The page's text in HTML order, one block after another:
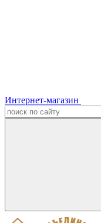
Интернет-магазин